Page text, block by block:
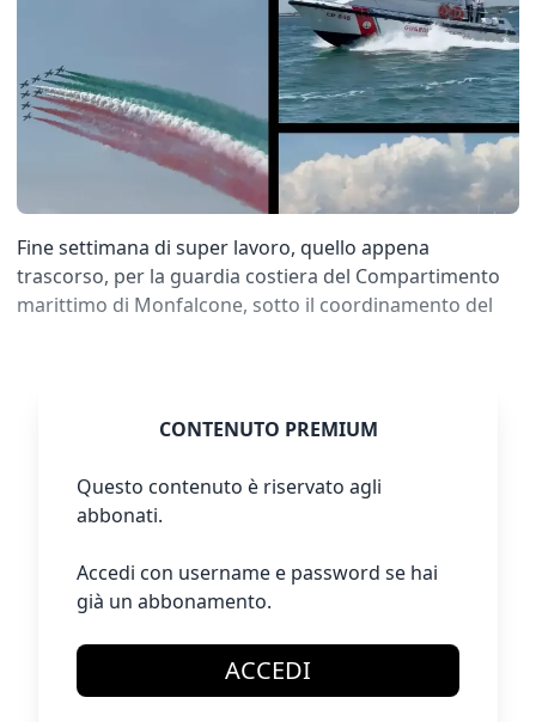
Fine settimana di super lavoro, quello appena
trascorso, per la guardia costiera del Compartimento
marittimo di Monfalcone, sotto il coordinamento del
CONTENUTO PREMIUM
Questo contenuto è riservato agli
abbonati.
Accedi con username e password se hai
già un abbonamento.
ACCEDI